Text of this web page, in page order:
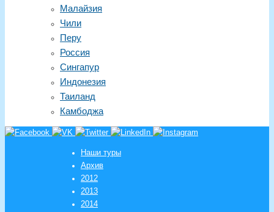
Малайзия
Чили
Перу
Россия
Сингапур
Индонезия
Таиланд
Камбоджа
Наши туры
Архив
2012
2013
2014